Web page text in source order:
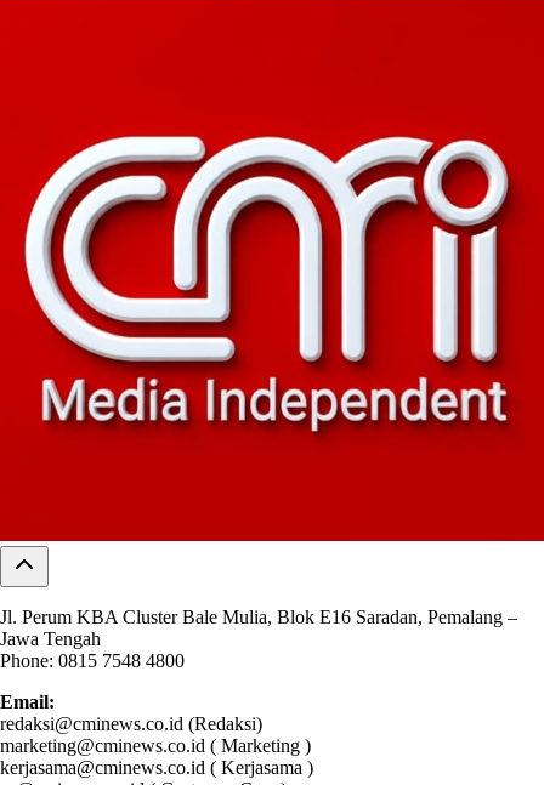
Jl. Perum KBA Cluster Bale Mulia, Blok E16 Saradan, Pemalang –
Jawa Tengah
Phone: 0815 7548 4800
Email:
redaksi@cminews.co.id (Redaksi)
marketing@cminews.co.id ( Marketing )
kerjasama@cminews.co.id ( Kerjasama )